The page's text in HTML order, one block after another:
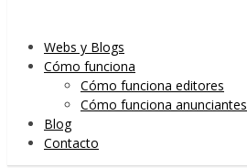
Webs y Blogs
Cómo funciona
Cómo funciona editores
Cómo funciona anunciantes
Blog
Contacto